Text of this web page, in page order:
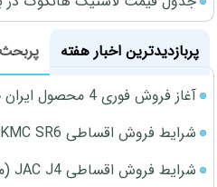
پربازدیدترین اخبار هفته
آغاز فروش فوری 4 محصول ایران خودرو در نمایندگی‌ها
شرایط فروش اقساطی KMC SR6 کرمان موتور اعلام شد
شرایط فروش اقساطی JAC J4 (مرداد 1405)